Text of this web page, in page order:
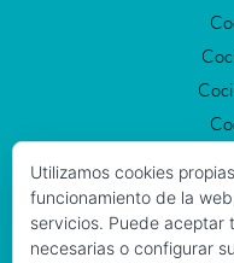
Utilizamos cookies
funcionamiento de la
servicios. Puede aceptar
necesarias o configurar